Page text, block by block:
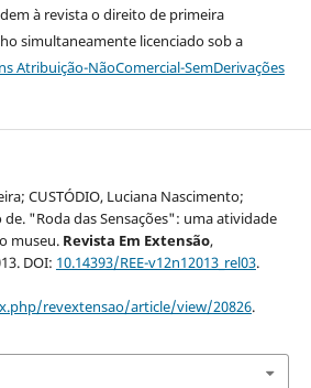
à revista o direito de primeira
simultaneamente licenciado sob a
Atribuição-NãoComercial-SemDerivações
CUSTÓDIO, Luciana Nascimento;
de. "Roda das Sensações": uma atividade
museu. Revista Em Extensão,
DOI: 10.14393/REE-v12n12013_rel03.
revextensao/article/view/20826.